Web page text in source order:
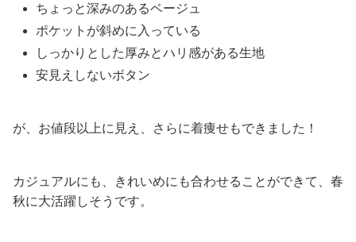
ちょっと深みのあるベージュ
ポケットが斜めに入っている
しっかりとした厚みとハリ感がある生地
安見えしないボタン
が、お値段以上に見え、さらに着痩せもできました！
カジュアルにも、きれいめにも合わせることができて、春
秋に大活躍しそうです。